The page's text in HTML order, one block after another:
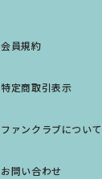
会員規約
特定商取引表示
ファンクラブについて
お問い合わせ